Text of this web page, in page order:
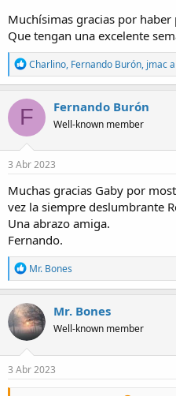
Muchísimas gracias por
Que tengan una excelente
R
e
a
c
t
o
n
s
Charlino, Fernando Burón, jmac
F Fernando Burón
Well-known member
3 Abr 2023
Muchas gracias Gaby por
vez la siempre deslumbrante
Una abrazo amiga.
Fernando.
R
e
a
c
t
i
o
n
s
Mr. Bones
Mr. Bones
Well-known member
3 Abr 2023